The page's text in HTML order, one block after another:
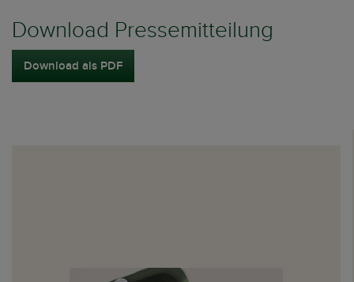
Download Pressemitteilung
Download als PDF